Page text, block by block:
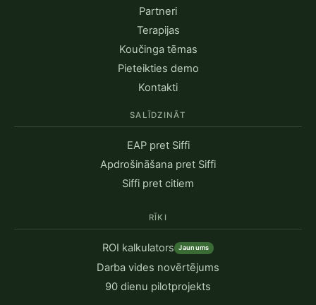
Partneri
Terapijas
Koučinga tēmas
Pieteikties demo
Kontakti
SALĪDZINĀT
EAP pret Siffi
Apdrošināšana pret Siffi
Siffi pret citiem
RĪKI
ROI kalkulators Jaunums
Darba vides novērtējums
90 dienu pilotprojekts